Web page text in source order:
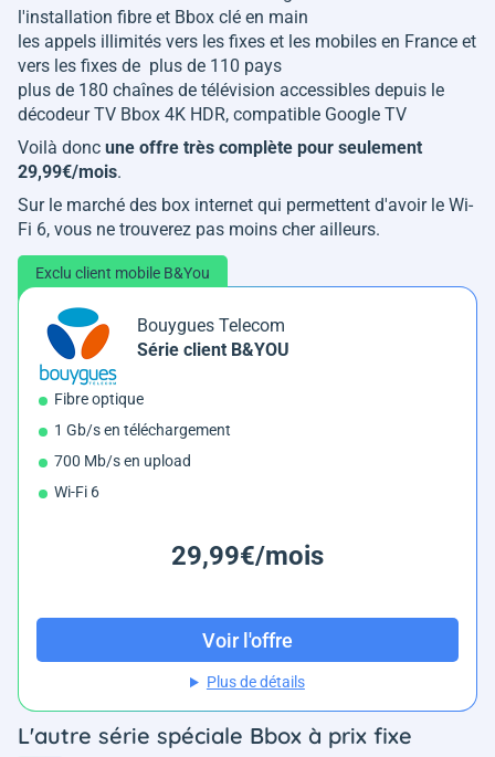
l'installation fibre et Bbox clé en main
les appels illimités vers les fixes et les mobiles en France et
vers les fixes de plus de 110 pays
plus de 180 chaînes de télévision accessibles depuis le
décodeur TV Bbox 4K HDR, compatible Google TV
Voilà donc une offre très complète pour seulement
29,99€/mois.
Sur le marché des box internet qui permettent d'avoir le Wi-
Fi 6, vous ne trouverez pas moins cher ailleurs.
Exclu client mobile B&You
Bouygues Telecom
Série client B&YOU
Fibre optique
1 Gb/s en téléchargement
700 Mb/s en upload
Wi-Fi 6
29,99€/mois
Voir l'offre
Plus de détails
L'autre série spéciale Bbox à prix fixe